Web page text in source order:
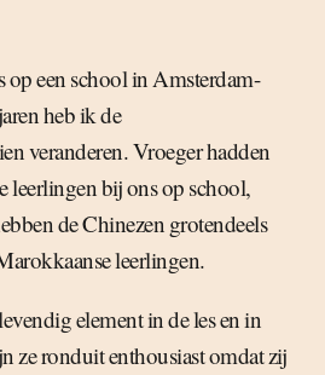
op een school in Amsterdam-
heb ik de
veranderen. Vroeger hadden
leerlingen bij ons op school,
de Chinezen grotendeels
leerlingen.
element in de les en in
ze ronduit enthousiast omdat zij